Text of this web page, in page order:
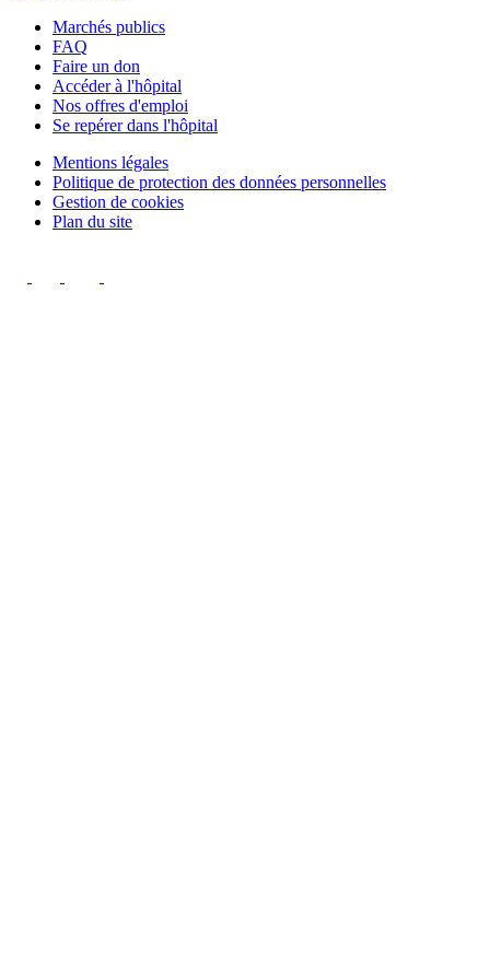
Marchés publics
FAQ
Faire un don
Accéder à l'hôpital
Nos offres d'emploi
Se repérer dans l'hôpital
Mentions légales
Politique de protection des données personnelles
Gestion de cookies
Plan du site